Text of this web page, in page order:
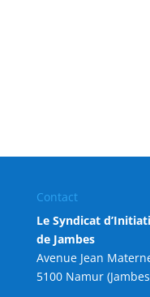
Contact
Le Syndicat
de Jambes
Avenue Jean
5100 Namur